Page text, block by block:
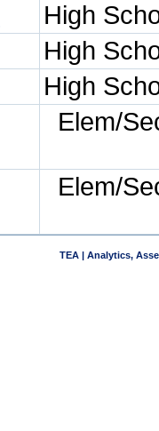
High
High
High
Elem/
Elem/
TEA | Analytics,